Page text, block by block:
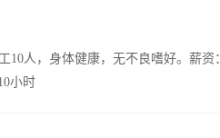
10人，身体健康，无不良嗜好。薪
小时